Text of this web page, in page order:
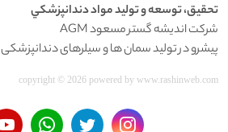
تحقيق، توسعه و توليد مواد دندانپزشکي
شرکت اندیشه گستر مسعود AGM
پیشرو در تولید سمان ها و سیلرهای دندانپزشکی
copyright © 2026 powered by www.rashinweb.com